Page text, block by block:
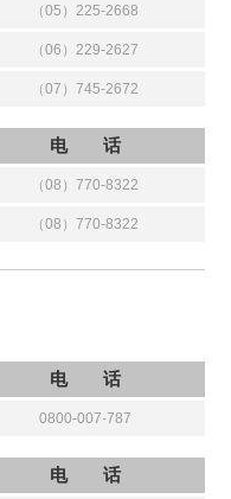
（05）225-2668
（06）229-2627
（07）745-2672
电 话
（08）770-8322
（08）770-8322
电 话
0800-007-787
电 话